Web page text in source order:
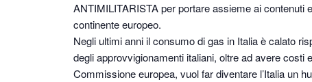
ANTIMILITARISTA per portare assieme ai contenuti
continente europeo.
Negli ultimi anni il consumo di gas in Italia è calato
degli approvvigionamenti italiani, oltre ad avere costi
Commissione europea, vuol far diventare l’Italia un